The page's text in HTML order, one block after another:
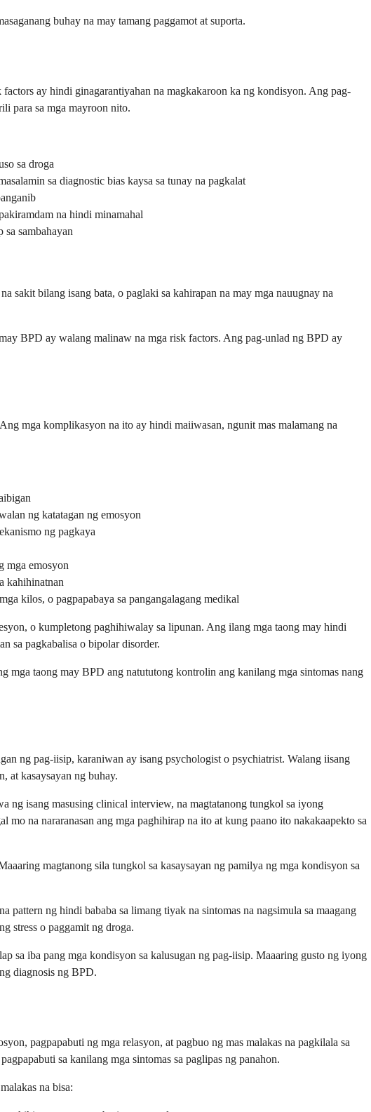
buhay na may tamang paggamot at suporta.
ay hindi ginagarantiyahan na magkakaroon ka ng kondisyon. Ang pag-
para sa mga mayroon nito.
sa droga
sa diagnostic bias kaysa sa tunay na pagkalat
na hindi minamahal
sa sambahayan
sakit bilang isang bata, o paglaki sa kahirapan na may mga nauugnay na
BPD ay walang malinaw na mga risk factors. Ang pag-unlad ng BPD ay
mga komplikasyon na ito ay hindi maiiwasan, ngunit mas malamang na
ng katatagan ng emosyon
ng pagkaya
mga emosyon
kahihinatnan
kilos, o pagpapabaya sa pangangalagang medikal
o kumpletong paghihiwalay sa lipunan. Ang ilang mga taong may hindi
sa pagkabalisa o bipolar disorder.
mga taong may BPD ang natututong kontrolin ang kanilang mga sintomas nang
ng pag-iisip, karaniwan ay isang psychologist o psychiatrist. Walang iisang
at kasaysayan ng buhay.
ng isang masusing clinical interview, na magtatanong tungkol sa iyong
na nararanasan ang mga paghihirap na ito at kung paano ito nakakaapekto sa
magtanong sila tungkol sa kasaysayan ng pamilya ng mga kondisyon sa
ng hindi bababa sa limang tiyak na sintomas na nagsimula sa maagang
stress o paggamit ng droga.
sa iba pang mga kondisyon sa kalusugan ng pag-iisip. Maaaring gusto ng iyong
diagnosis ng BPD.
pagpapabuti ng mga relasyon, at pagbuo ng mas malakas na pagkilala sa
sa kanilang mga sintomas sa paglipas ng panahon.
na bisa: